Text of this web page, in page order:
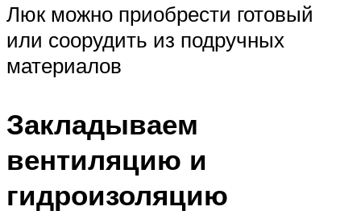
Люк можно приобрести готовый
или соорудить из подручных
материалов
Закладываем
вентиляцию и
гидроизоляцию